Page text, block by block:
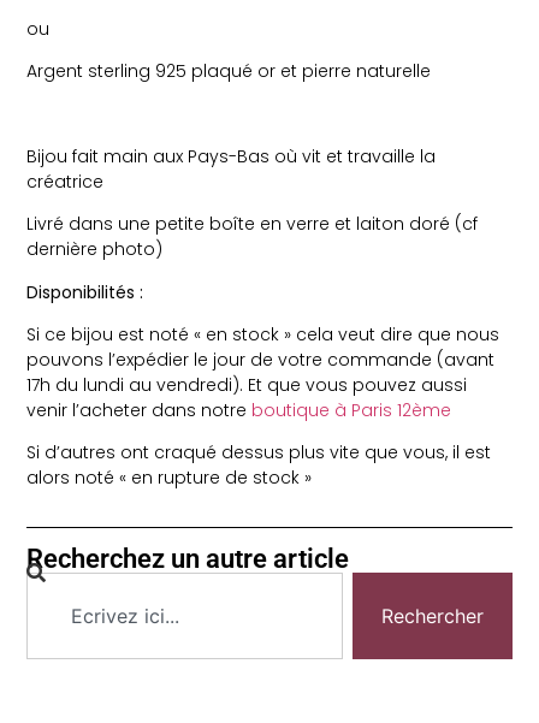
ou
Argent sterling 925 plaqué or et pierre naturelle
Bijou fait main aux Pays-Bas où vit et travaille la
créatrice
Livré dans une petite boîte en verre et laiton doré (cf
dernière photo)
Disponibilités :
Si ce bijou est noté « en stock » cela veut dire que nous
pouvons l’expédier le jour de votre commande (avant
17h du lundi au vendredi). Et que vous pouvez aussi
venir l’acheter dans notre boutique à Paris 12ème
Si d’autres ont craqué dessus plus vite que vous, il est
alors noté « en rupture de stock »
Recherchez un autre article
Rechercher